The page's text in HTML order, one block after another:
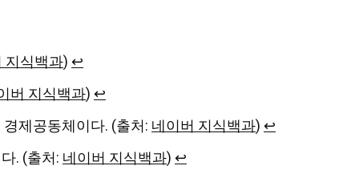
지식백과) ↩︎
버 지식백과) ↩︎
제공동체이다. (출처: 네이버 지식백과) ↩︎
. (출처: 네이버 지식백과) ↩︎